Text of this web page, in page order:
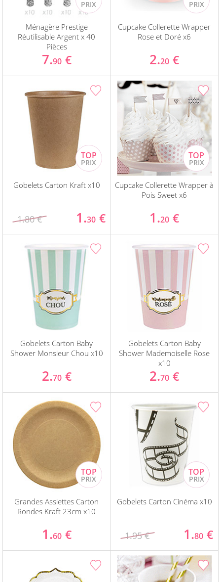
Ménagère Prestige
Réutilisable Argent x 40
Pièces
7.90 €
Cupcake Collerette Wrapper
Rose et Doré x6
2.20 €
Gobelets Carton Kraft x10
1.80 € 1.30 €
Cupcake Collerette Wrapper à
Pois Sweet x6
1.20 €
Gobelets Carton Baby
Shower Monsieur Chou x10
2.70 €
Gobelets Carton Baby
Shower Mademoiselle Rose
x10
2.70 €
Grandes Assiettes Carton
Rondes Kraft 23cm x10
1.60 €
Gobelets Carton Cinéma x10
1.95 € 1.80 €